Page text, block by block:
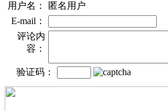
用户名：
匿名用户
E-mail：
评论内
容：
验证码：